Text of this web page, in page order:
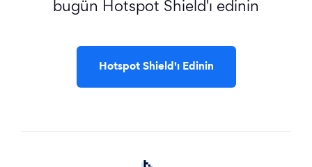
bugün Hotspot Shield'ı edinin
Hotspot Shield'ı Edinin